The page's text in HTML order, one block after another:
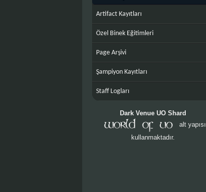
Artifact Kayıtları
Özel Binek Eğitimleri
Page Arşivi
Şampiyon Kayıtları
Staff Logları
Dark Venue UO Shard
alt yapısı
kullanmaktadır.